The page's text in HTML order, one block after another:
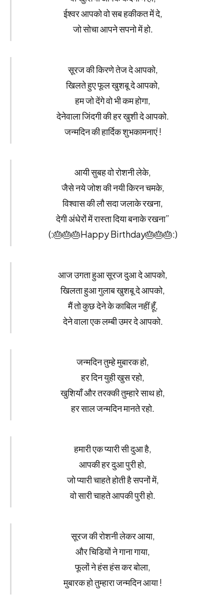
ईश्वर आपको वो सब हकीकत में दे,
जो सोचा आपने सपनो में हो.
सूरज की किरणे तेज दे आपको,
खिलते हुए फूल खुशबू दे आपको,
हम जो देंगे वो भी कम होगा,
देनेवाला जिंदगी की हर खुशी दे आपको.
जन्मदिन की हार्दिक शुभकामनाएं !
आयी सुबह वो रोशनी लेके,
जैसे नये जोश की नयी किरन चमके,
विश्वास की लौ सदा जलाके रखना,
देगी अंधेरों में रास्ता दिया बनाके रखना”
(:🎂🎂🎂Happy Birthday🎂🎂🎂:)
आज उगता हुआ सूरज दुआ दे आपको,
खिलता हुआ गुलाब खुशबू दे आपको,
मैं तो कुछ देने के काबिल नहीं हूँ,
देने वाला एक लम्बी उमर दे आपको.
जन्मदिन तुम्हे मुबारक हो,
हर दिन युही खुस रहो,
खुशियाँ और तरक्की तुम्हारे साथ हो,
हर साल जन्मदिन मानते रहो.
हमारी एक प्यारी सी दुआ है,
आपकी हर दुआ पुरी हो,
जो प्यारी चाहते होती है सपनों में,
वो सारी चाहते आपकी पुरी हो.
सूरज की रोशनी लेकर आया,
और चिडियों ने गाना गाया,
फूलों ने हंस हंस कर बोला,
मुबारक हो तुम्हारा जन्मदिन आया !